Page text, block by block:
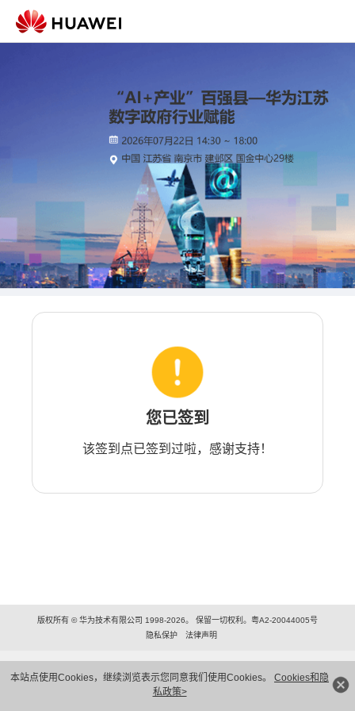
本站点使用Cookies，继续浏览表示您同意我们使用Cookies。 Cookies和隐
私政策>
您已签到
该签到点已签到过啦，感谢支持！
版权所有 © 华为技术有限公司 1998-2026。 保留一切权利。粤A2-20044005号
隐私保护
法律声明